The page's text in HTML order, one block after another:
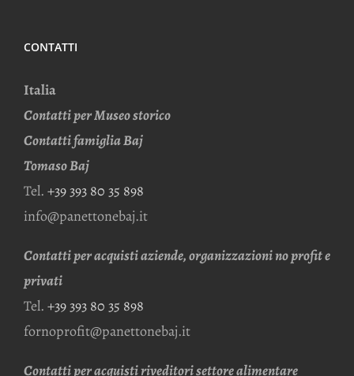
CONTATTI
Italia
Contatti per Museo storico
Contatti famiglia Baj
Tomaso Baj
Tel. +39 393 80 35 898
info@panettonebaj.it
Contatti per acquisti aziende, organizzazioni no profit e
privati
Tel. +39 393 80 35 898
fornoprofit@panettonebaj.it
Contatti per acquisti riveditori settore alimentare